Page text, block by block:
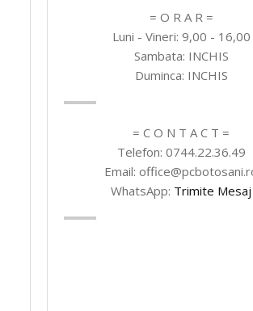
= O R A R =
Luni - Vineri: 9,00 - 16,00
Sambata: INCHIS
Duminca: INCHIS
= C O N T A C T =
Telefon: 0744.22.36.49
Email:
WhatsApp: Trimite Mesaj